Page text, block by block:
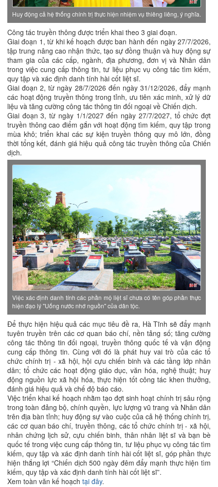
Huy động cả hệ thống chính trị thực hiện nhiệm vụ thiêng liêng, ý nghĩa.
Công tác truyền thông được triển khai theo 3 giai đoạn.
Giai đoạn 1, từ khi kế hoạch được ban hành đến ngày 27/7/2026,
tập trung nâng cao nhận thức, tạo sự đồng thuận và huy động sự
tham gia của các cấp, ngành, địa phương, đơn vị và Nhân dân
trong việc cung cấp thông tin, tư liệu phục vụ công tác tìm kiếm,
quy tập và xác định danh tính hài cốt liệt sĩ.
Giai đoạn 2, từ ngày 28/7/2026 đến ngày 31/12/2026, đẩy mạnh
các hoạt động truyền thông trong tỉnh, ưu tiên xác minh, xử lý dữ
liệu và tăng cường công tác thông tin đối ngoại về Chiến dịch.
Giai đoạn 3, từ ngày 1/1/2027 đến ngày 27/7/2027, tổ chức đợt
truyền thông cao điểm gắn với hoạt động tìm kiếm, quy tập trong
mùa khô; triển khai các sự kiện truyền thông quy mô lớn, đồng
thời tổng kết, đánh giá hiệu quả công tác truyền thông của Chiến
dịch.
Việc xác định danh tính các phần mộ liệt sĩ chưa có tên góp phần thực
hiện đạo lý "Uống nước nhớ nguồn" của dân tộc.
Để thực hiện hiệu quả các mục tiêu đề ra, Hà Tĩnh sẽ đẩy mạnh
tuyên truyền trên các cơ quan báo chí, nền tảng số; tăng cường
công tác thông tin đối ngoại, truyền thông quốc tế và vận động
cung cấp thông tin. Cùng với đó là phát huy vai trò của các tổ
chức chính trị - xã hội, hội cựu chiến binh và các tầng lớp nhân
dân; tổ chức các hoạt động giáo dục, văn hóa, nghệ thuật; huy
động nguồn lực xã hội hóa, thực hiện tốt công tác khen thưởng,
đánh giá hiệu quả và chế độ báo cáo.
Việc triển khai kế hoạch nhằm tạo đợt sinh hoạt chính trị sâu rộng
trong toàn đảng bộ, chính quyền, lực lượng vũ trang và Nhân dân
trên địa bàn tỉnh; huy động sự vào cuộc của cả hệ thống chính trị,
các cơ quan báo chí, truyền thông, các tổ chức chính trị - xã hội,
nhân chứng lịch sử, cựu chiến binh, thân nhân liệt sĩ và bạn bè
quốc tế trong việc cung cấp thông tin, tư liệu phục vụ công tác tìm
kiếm, quy tập và xác định danh tính hài cốt liệt sĩ, góp phần thực
hiện thắng lợi “Chiến dịch 500 ngày đêm đẩy mạnh thực hiện tìm
kiếm, quy tập và xác định danh tính hài cốt liệt sĩ”.
Xem toàn văn kế hoạch tại đây.